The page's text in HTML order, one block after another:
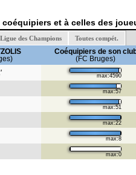
coéquipiers et à celles des
Ligue des Champions Toutes compét.
Coéquipiers de son
(FC Bruges)
max:4590
max:57
max:51
max:22
max:8
max:0